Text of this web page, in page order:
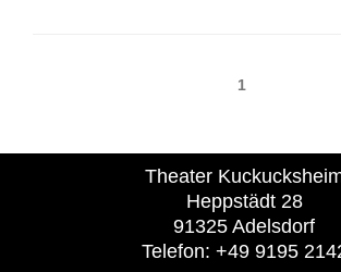
1
Theater
Heppstädt 28
91325 Adelsdorf
Telefon: +49 9195